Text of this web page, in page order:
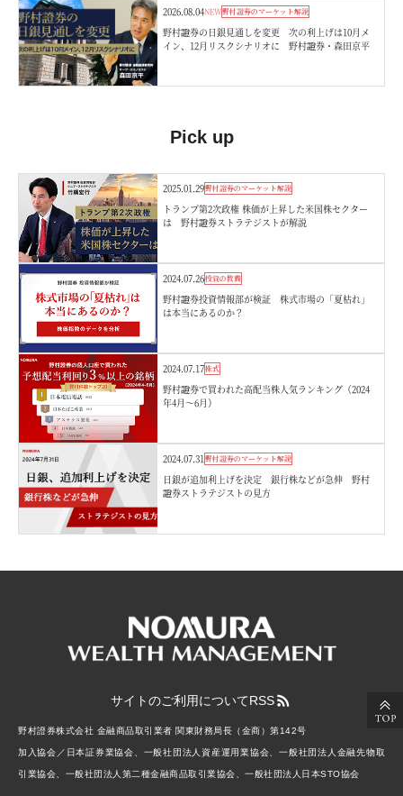
2026.08.04NEW野村證券のマーケット解説
野村證券の日銀見通しを変更 次の利上げは10月メ
イン、12月リスクシナリオに 野村證券・森田京平
Pick up
2025.01.29野村證券のマーケット解説
トランプ第2次政権 株価が上昇した米国株セクター
は 野村證券ストラテジストが解説
2024.07.26投資の教養
野村證券投資情報部が検証 株式市場の「夏枯れ」
は本当にあるのか？
2024.07.17株式
野村證券で買われた高配当株人気ランキング（2024
年4月～6月）
2024.07.31野村證券のマーケット解説
日銀が追加利上げを決定 銀行株などが急伸 野村
證券ストラテジストの見方
サイトのご利用についてRSS
野村證券株式会社 金融商品取引業者 関東財務局長（金商）第142号
加入協会／日本証券業協会、一般社団法人資産運用業協会、一般社団法人金融先物取
引業協会、一般社団法人第二種金融商品取引業協会、一般社団法人日本STO協会